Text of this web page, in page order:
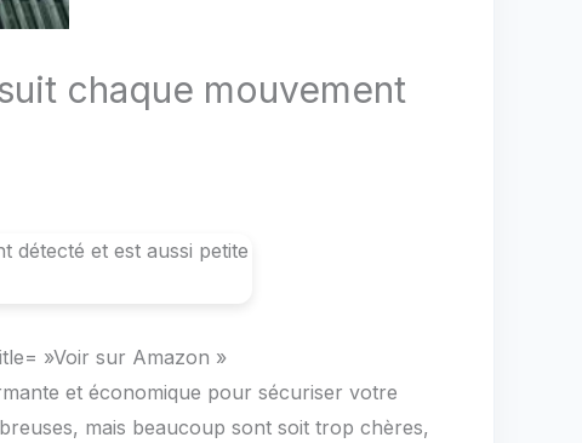
chaque mouvement
»Voir sur Amazon »
et économique pour sécuriser votre
mais beaucoup sont soit trop chères,